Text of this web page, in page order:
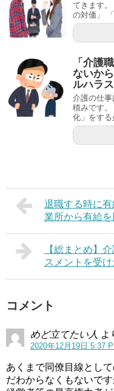
てきます
の対価」
「介護
ないか
ルハラ
介護の仕
積みです
化」をする
退職する時に
業所から有給を
【総まとめ】
スメントを受
コメント
めど立てたい人 よ
2020年12月19日 5:37
あくまで同僚目線とし
だわからなくもないで